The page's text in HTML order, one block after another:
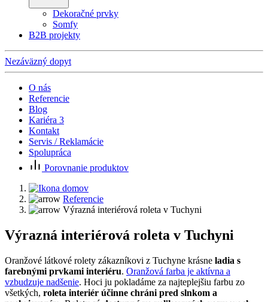
Dekoračné prvky
Somfy
B2B projekty
Nezáväzný dopyt
O nás
Referencie
Blog
Kariéra 3
Kontakt
Servis / Reklamácie
Spolupráca
Porovnanie produktov
Referencie
Výrazná interiérová roleta v Tuchyni
Výrazná interiérová roleta v Tuchyni
Oranžové látkové rolety zákazníkovi z Tuchyne krásne ladia s
farebnými prvkami interiéru. Oranžová farba je aktívna a
vzbudzuje nadšenie. Hoci ju pokladáme za najteplejšiu farbu zo
všetkých, roleta interiér účinne chráni pred slnkom a